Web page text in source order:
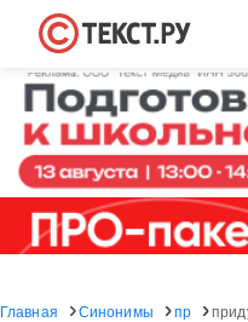
Главная Синонимы пр